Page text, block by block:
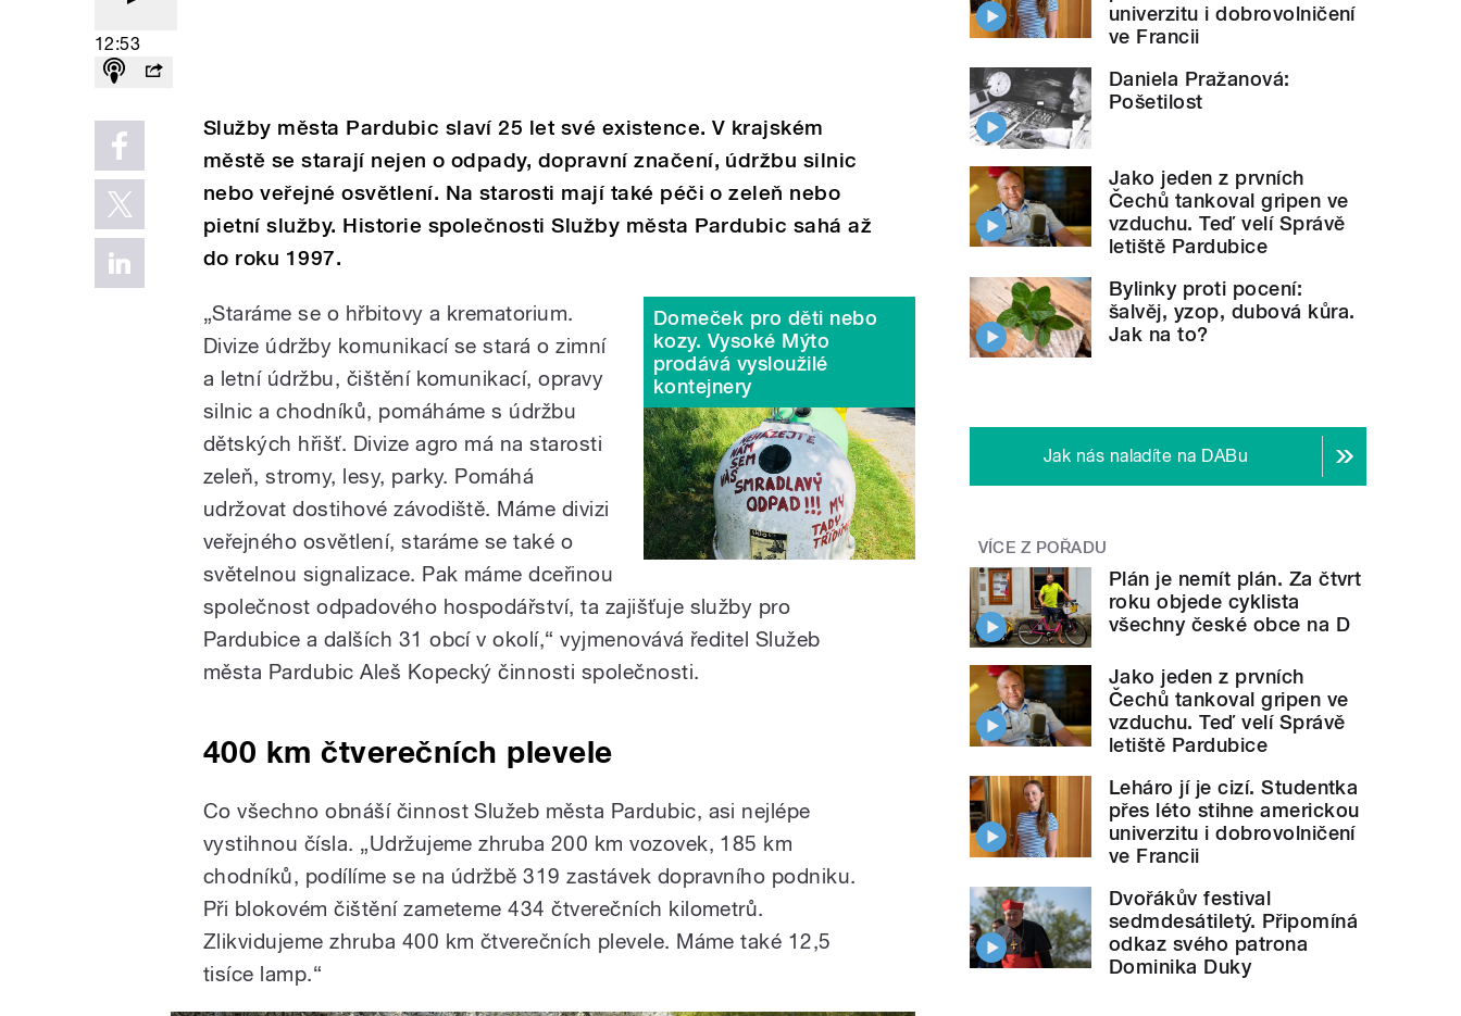
12:53
Služby města Pardubic slaví 25 let své existence. V krajském
městě se starají nejen o odpady, dopravní značení, údržbu silnic
nebo veřejné osvětlení. Na starosti mají také péči o zeleň nebo
pietní služby. Historie společnosti Služby města Pardubic sahá až
do roku 1997.
Domeček pro děti nebo
kozy. Vysoké Mýto
prodává vysloužilé
kontejnery
„Staráme se o hřbitovy a krematorium.
Divize údržby komunikací se stará o zimní
a letní údržbu, čištění komunikací, opravy
silnic a chodníků, pomáháme s údržbu
dětských hřišť. Divize agro má na starosti
zeleň, stromy, lesy, parky. Pomáhá
udržovat dostihové závodiště. Máme divizi
veřejného osvětlení, staráme se také o
světelnou signalizace. Pak máme dceřinou
společnost odpadového hospodářství, ta zajišťuje služby pro
Pardubice a dalších 31 obcí v okolí,“ vyjmenovává ředitel Služeb
města Pardubic Aleš Kopecký činnosti společnosti.
400 km čtverečních plevele
Co všechno obnáší činnost Služeb města Pardubic, asi nejlépe
vystihnou čísla. „Udržujeme zhruba 200 km vozovek, 185 km
chodníků, podílíme se na údržbě 319 zastávek dopravního podniku.
Při blokovém čištění zameteme 434 čtverečních kilometrů.
Zlikvidujeme zhruba 400 km čtverečních plevele. Máme také 12,5
tisíce lamp.“
univerzitu i dobrovolničení
ve Francii
Daniela Pražanová:
Pošetilost
Jako jeden z prvních
Čechů tankoval gripen ve
vzduchu. Teď velí Správě
letiště Pardubice
Bylinky proti pocení:
šalvěj, yzop, dubová kůra.
Jak na to?
Jak nás naladíte na DABu
VÍCE Z POŘADU
Plán je nemít plán. Za čtvrt
roku objede cyklista
všechny české obce na D
Jako jeden z prvních
Čechů tankoval gripen ve
vzduchu. Teď velí Správě
letiště Pardubice
Leháro jí je cizí. Studentka
přes léto stihne americkou
univerzitu i dobrovolničení
ve Francii
Dvořákův festival
sedmdesátiletý. Připomíná
odkaz svého patrona
Dominika Duky